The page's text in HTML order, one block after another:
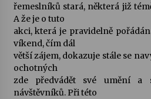
3. 7. 2026
30. 6. 2026
řemeslníků stará, některá již
A že je o tuto
akci, která je pravidelně
víkend, čím dál
větší zájem, dokazuje stále se
ochotných
zde předvádět své umění a
návštěvníků. Při této